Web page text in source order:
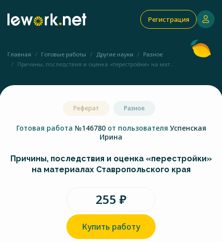
Регистрация
Главная Готовые работы Другие науки
Разное
Причины, последствия и оценка «перестройки» на мат...
Реферат Разное
Готовая работа №146780 от пользователя Успенская
Ирина
Причины, последствия и оценка «перестройки»
на материалах Ставропольского края
255 ₽
Купить работу